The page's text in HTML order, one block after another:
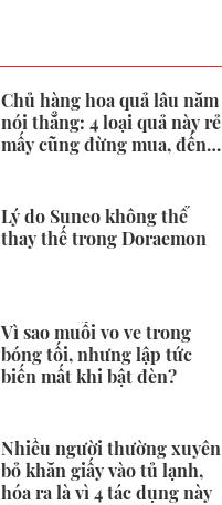
Chủ hàng hoa quả lâu năm
nói thẳng: 4 loại quả này rẻ
mấy cũng đừng mua, đến
Lý do Suneo không thể
thay thế trong Doraemon
Vì sao muỗi vo ve trong
bóng tối, nhưng lập tức
biến mất khi bật đèn?
Nhiều người thường xuyên
bỏ khăn giấy vào tủ lạnh,
hóa ra là vì 4 tác dụng này